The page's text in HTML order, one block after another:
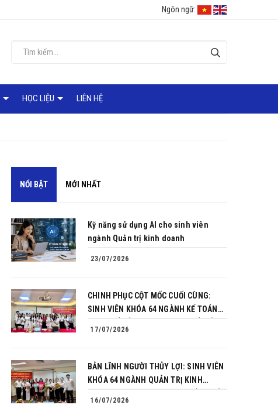
Ngôn ngữ:
HỌC LIỆU LIÊN HỆ
NỔI BẬT MỚI NHẤT
Kỹ năng sử dụng AI cho sinh viên
ngành Quản trị kinh doanh
23/07/2026
CHINH PHỤC CỘT MỐC CUỐI CÙNG:
SINH VIÊN KHÓA 64 NGÀNH KẾ TOÁN
17/07/2026
BẢN LĨNH NGƯỜI THỦY LỢI: SINH VIÊN
KHÓA 64 NGÀNH QUẢN TRỊ KINH
16/07/2026